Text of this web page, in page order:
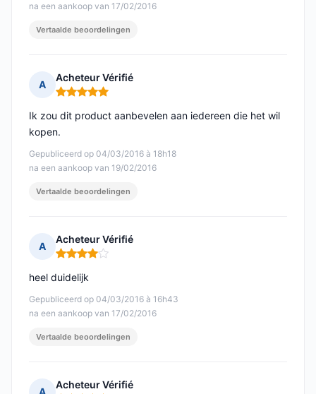
na een aankoop van 17/02/2016
Vertaalde beoordelingen
A
Acheteur Vérifié
Opmerking: 5 van 5
Gepubliceerd op 04/03/2016 à 18h18
na een aankoop van 19/02/2016
Ik zou dit product aanbevelen aan iedereen die het wil
kopen.
Vertaalde beoordelingen
A
Acheteur Vérifié
Opmerking: 4 van 5
Gepubliceerd op 04/03/2016 à 16h43
na een aankoop van 17/02/2016
heel duidelijk
Vertaalde beoordelingen
Acheteur Vérifié